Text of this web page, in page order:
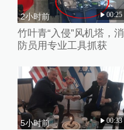
2小时前 00:25
竹叶青“入侵”风机塔，消
防员用专业工具抓获
5小时前 00:33